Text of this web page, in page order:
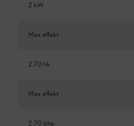
2 kW
Max effekt
2.70 hk
Max effekt
2.70 bhp